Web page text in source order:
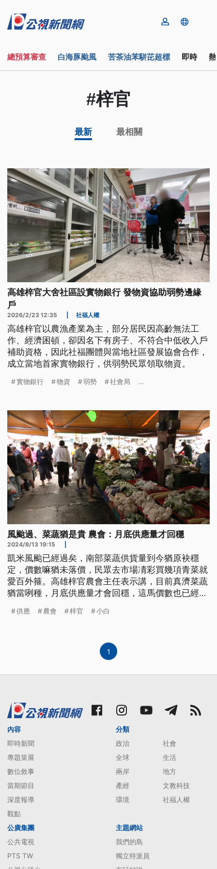
總預算審查 白海豚颱風 苦茶油苯駢芘超標 即時
#梓官
最新 最相關
高雄梓官大舍社區設實物銀行 發物資協助弱勢邊緣
戶
2026/2/23 12:35 社福人權
高雄梓官以農漁產業為主，部分居民因高齡無法工
作、經濟困頓，卻因名下有房子、不符合中低收入戶
補助資格，因此社福團體與當地社區發展協會合作，
成立當地首家實物銀行，供弱勢民眾領取物資。
實物銀行 物資 弱勢 社會局 ...
風颱過、菜蔬猶是貴 農會：月底供應量才回穩
2024/8/13 19:15
凱米風颱已經過矣，南部菜蔬供貨量到今猶原袂穩
定，價數嘛猶未落價，民眾去市場凊彩買幾項青菜就
愛百外箍。高雄梓官農會主任表示講，目前真濟菜蔬
猶當咧種，月底供應量才會回穩，這馬價數也已經漸
文。）
供應 農會 梓官 小白
1
內容
即時新聞
專題策展
數位敘事
當期節目
深度報導
觀點
分類
政治
社會
全球
生活
兩岸
地方
產經
文教科技
環境
社福人權
公廣集團
公共電視
PTS TW
主題網站
我們的島
獨立特派員